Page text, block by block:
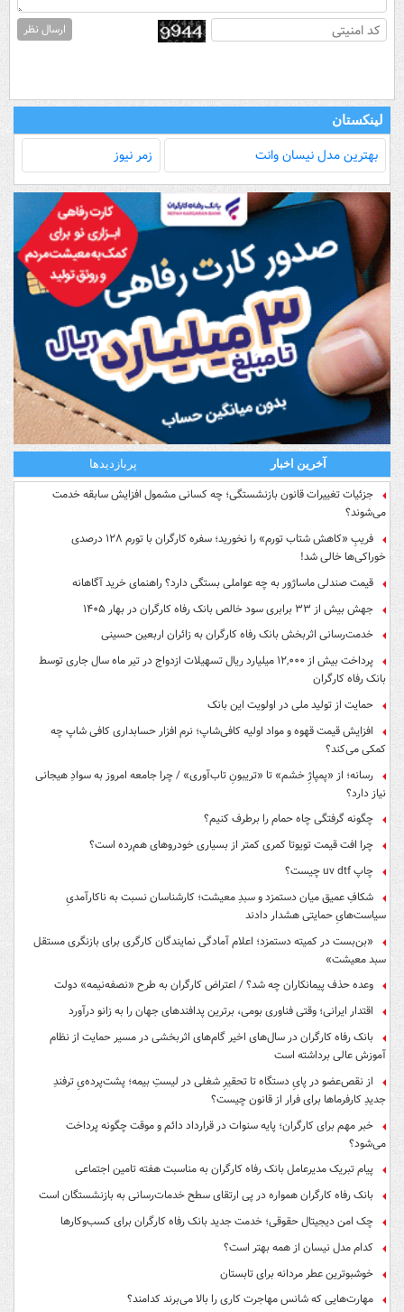
ارسال نظر
لینکستان
بهترین مدل‌ نیسان وانت زمر نیوز
آخرین اخبار پربازدیدها
جزئیات تغییرات قانون بازنشستگی؛ چه کسانی مشمول افزایش سابقه خدمت
می‌شوند؟
فریبِ «کاهش شتاب تورم» را نخورید؛ سفره کارگران با تورم ۱۲۸ درصدی
خوراکی‌ها خالی شد!
قیمت صندلی ماساژور به چه عواملی بستگی دارد؟ راهنمای خرید آگاهانه
جهش بیش از ۳۳ برابری سود خالص بانک رفاه کارگران در بهار ۱۴۰۵
خدمت‌رسانی اثربخش بانک رفاه کارگران به زائران اربعین حسینی
پرداخت بیش از ۱۲,۰۰۰ میلیارد ریال تسهیلات ازدواج در تیر ماه سال جاری توسط
بانک رفاه کارگران
حمایت از تولید ملی در اولویت این بانک
افزایش قیمت قهوه و مواد اولیه کافی‌شاپ؛ نرم افزار حسابداری کافی شاپ چه
کمکی می‌کند؟
رسانه؛ از «پمپاژِ خشم» تا «تریبونِ تاب‌آوری» / چرا جامعه امروز به سوادِ هیجانی
نیاز دارد؟
چگونه گرفتگی چاه حمام را برطرف کنیم؟
چرا افت قیمت تویوتا کمری کمتر از بسیاری خودروهای هم‌رده است؟
چاپ uv dtf چیست؟
شکافِ عمیق میان دستمزد و سبدِ معیشت؛ کارشناسان نسبت به ناکارآمدیِ
سیاست‌هایِ حمایتی هشدار دادند
«بن‌بست در کمیته دستمزد؛ اعلام آمادگی نمایندگان کارگری برای بازنگری مستقل
سبد معیشت»
وعده حذف پیمانکاران چه شد؟ / اعتراض کارگران به طرح «نصفه‌نیمه» دولت
اقتدار ایرانی؛ وقتی فناوری بومی، برترین پدافندهای جهان را به زانو درآورد
بانک رفاه کارگران در سال‌های اخیر گام‌های اثربخشی در مسیر حمایت از نظام
آموزش عالی برداشته است
از نقص‌عضو در پایِ دستگاه تا تحقیرِ شغلی در لیستِ بیمه؛ پشت‌پرده‌یِ ترفندِ
جدیدِ کارفرماها برای فرار از قانون چیست؟
خبر مهم برای کارگران؛ پایه سنوات در قرارداد دائم و موقت چگونه پرداخت
می‌شود؟
پیام تبریک مدیرعامل بانک رفاه کارگران به مناسبت هفته تامین اجتماعی
بانک رفاه کارگران همواره در پی ارتقای سطح خدمات‌رسانی به بازنشستگان است
چک امن دیجیتال حقوقی؛ خدمت جدید بانک رفاه کارگران برای کسب‌وکارها
کدام مدل نیسان از همه بهتر است؟
خوشبوترین عطر مردانه برای تابستان
مهارت‌هایی که شانس مهاجرت کاری را بالا می‌برند کدامند؟